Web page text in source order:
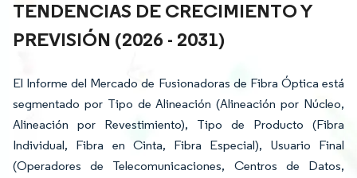
TENDENCIAS DE CRECIMIENTO Y
PREVISIÓN (2026 - 2031)
El Informe del Mercado de Fusionadoras de Fibra Óptica está
segmentado por Tipo de Alineación (Alineación por Núcleo,
Alineación por Revestimiento), Tipo de Producto (Fibra
Individual, Fibra en Cinta, Fibra Especial), Usuario Final
(Operadores de Telecomunicaciones, Centros de Datos,